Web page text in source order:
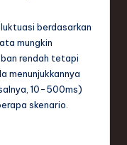
berdasarkan
mungkin
rendah tetapi
menunjukkannya
10-500ms)
skenario.